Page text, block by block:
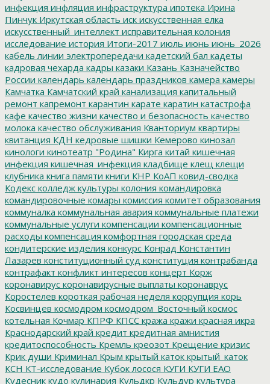
инфекция инфляция инфраструктура ипотека Ирина
Пинчук Иркутская область иск искусственная елка
искусственный_интеллект исправительная колония
исследование история Итоги-2017 июль июнь июнь_2026
кабель линии электропередачи кадетский бал кадеты
кадровая чехарда кадры казаки Казань Казначейство
России календарь календарь праздников камера камеры
Камчатка Камчатский край канализация капитальный
ремонт капремонт карантин карате каратин катастрофа
кафе качество жизни качество и безопасность качество
молока качество обслуживания Кванториум квартиры
квитанция КДН кедровые шишки Кемерово кинозал
кинологи кинотеатр "Родина" Кирга китай кишечная
инфекция кишечная_инфекция кладбище клещ клещи
клубника книга памяти книги КНР КоАП ковид-сводка
Кодекс колледж культуры колония командировка
командировочные комары комиссия комитет образования
коммуналка коммунальная авария коммунальные платежи
коммунальные услуги компенсации компенсационные
расходы компенсация комфортная городская среда
кондитерские изделия конкурс Конрад Константин
Лазарев конституционный суд конституция контрабанда
контрафакт конфликт интересов концерт Корж
коронавирус коронавирусные выплаты коронаврус
Коростелев короткая рабочая неделя коррупция корь
Косвинцев космодром космодром_Восточный космос
котельная Кочмар КПРФ КПСС кража кражи красная икра
Краснодарский край кредит кредитная амнистия
кредитоспособность Кремль креозот Крещение кризис
Крик души Криминал Крым крытый каток крытый_каток
КСН КТ-исследование Кубок лосося КУГИ КУГИ ЕАО
Кудесник кудо кулинария Кульдкр Кульдур культура